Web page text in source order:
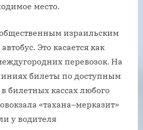
место.
израильским
Это касается как
перевозок. На
билеты по доступным
билетных кассах любого
«тахана–мерказит»
у водителя